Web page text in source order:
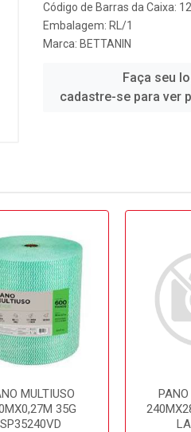
Código de Barras da Caixa:
Embalagem: RL/1
Marca: BETTANIN
Faça seu
cadastre-se para ver
MULTIUSO
35G
SP35240VD
PANO